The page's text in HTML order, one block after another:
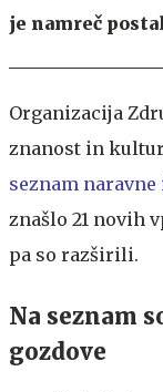
je namreč
Organizacija
znanost in
seznam
znašlo 21 novih
pa so razširili.
Na seznam
gozdove